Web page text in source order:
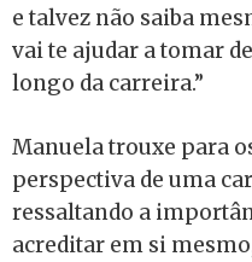
e talvez não saiba
vai te ajudar a tomar
longo da carreira.”
Manuela trouxe para
perspectiva de uma
ressaltando a
acreditar em si